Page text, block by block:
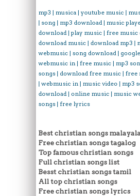
mp3 | musica | youtube music |
| song | mp3 download | music
download | play music | free music
download music | download mp3 |
webmusic | song download |
webmusic in | free music | mp3
songs | download free music | free
| webmusic in | music video | mp3
download | online music | music
songs | free lyrics
Best christian songs
Free christian songs tagalog
Top famous christian songs
Full christian songs list
Besst christian songs tamil
All top christian songs
Free christian songs lyrics